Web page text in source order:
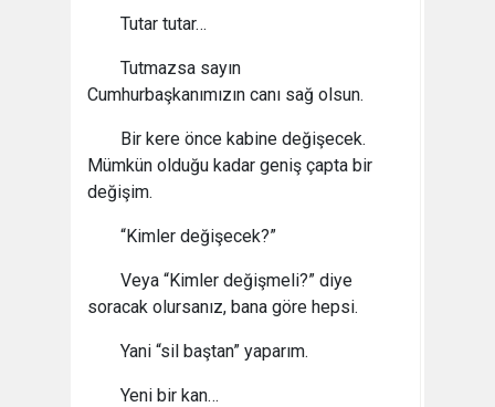
Tutar tutar…
Tutmazsa sayın
Cumhurbaşkanımızın canı sağ olsun.
Bir kere önce kabine değişecek.
Mümkün olduğu kadar geniş çapta bir
değişim.
“Kimler değişecek?”
Veya “Kimler değişmeli?” diye
soracak olursanız, bana göre hepsi.
Yani “sil baştan” yaparım.
Yeni bir kan…